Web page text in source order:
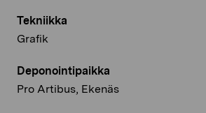
Tekniikka
Grafik
Deponointipaikka
Pro Artibus, Ekenäs